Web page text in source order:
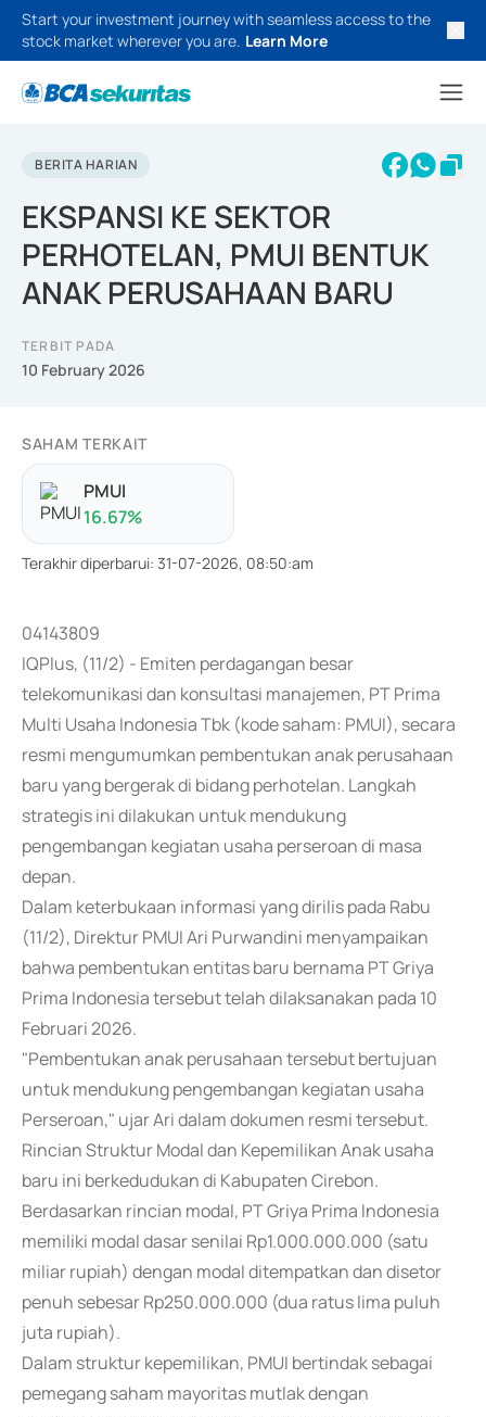
Start your investment journey with seamless access to the
stock market wherever you are. Learn More
BERITA HARIAN
EKSPANSI KE SEKTOR
PERHOTELAN, PMUI BENTUK
ANAK PERUSAHAAN BARU
TERBIT PADA
10 February 2026
SAHAM TERKAIT
PMUI
16.67%
Terakhir diperbarui: 31-07-2026, 08:50:am
04143809
IQPlus, (11/2) - Emiten perdagangan besar
telekomunikasi dan konsultasi manajemen, PT Prima
Multi Usaha Indonesia Tbk (kode saham: PMUI), secara
resmi mengumumkan pembentukan anak perusahaan
baru yang bergerak di bidang perhotelan. Langkah
strategis ini dilakukan untuk mendukung
pengembangan kegiatan usaha perseroan di masa
depan.
Dalam keterbukaan informasi yang dirilis pada Rabu
(11/2), Direktur PMUI Ari Purwandini menyampaikan
bahwa pembentukan entitas baru bernama PT Griya
Prima Indonesia tersebut telah dilaksanakan pada 10
Februari 2026.
"Pembentukan anak perusahaan tersebut bertujuan
untuk mendukung pengembangan kegiatan usaha
Perseroan," ujar Ari dalam dokumen resmi tersebut.
Rincian Struktur Modal dan Kepemilikan Anak usaha
baru ini berkedudukan di Kabupaten Cirebon.
Berdasarkan rincian modal, PT Griya Prima Indonesia
memiliki modal dasar senilai Rp1.000.000.000 (satu
miliar rupiah) dengan modal ditempatkan dan disetor
penuh sebesar Rp250.000.000 (dua ratus lima puluh
juta rupiah).
Dalam struktur kepemilikan, PMUI bertindak sebagai
pemegang saham mayoritas mutlak dengan